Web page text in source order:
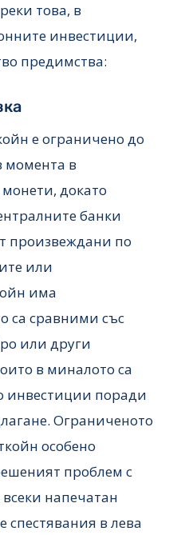
това, в
инвестиции,
предимства:
е ограничено до
момента в
докато
банки
произвеждани по
или
има
са сравними със
или други
в миналото са
инвестиции поради
Ограниченото
особено
проблем с
напечатан
в лева